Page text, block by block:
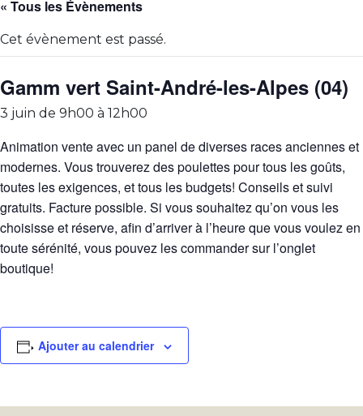
« Tous les Évènements
Cet évènement est passé.
Gamm vert Saint-André-les-Alpes (04)
3 juin de 9h00 à 12h00
Animation vente avec un panel de diverses races anciennes et
modernes. Vous trouverez des poulettes pour tous les goûts,
toutes les exigences, et tous les budgets! Conseils et suivi
gratuits. Facture possible. Si vous souhaitez qu’on vous les
choisisse et réserve, afin d’arriver à l’heure que vous voulez en
toute sérénité, vous pouvez les commander sur l’onglet
boutique!
Ajouter au calendrier